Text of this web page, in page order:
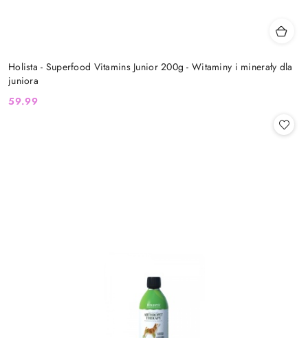
Holista - Superfood Vitamins Junior 200g - Witaminy i minerały dla
juniora
Cena:
59.99